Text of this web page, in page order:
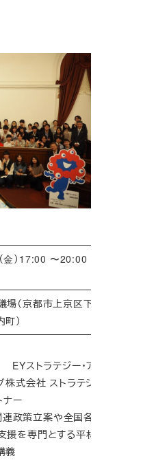
）17:00 〜20:00
（京都市上京区下⽴
）
ストラテジー・アン
株式会社 ストラテジッ
ナー
政策立案や全国各地
を専門とする平林
義